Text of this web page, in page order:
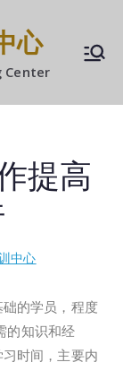
心
Center
提高
中心
的学员，程度
的知识和经
时间，主要内